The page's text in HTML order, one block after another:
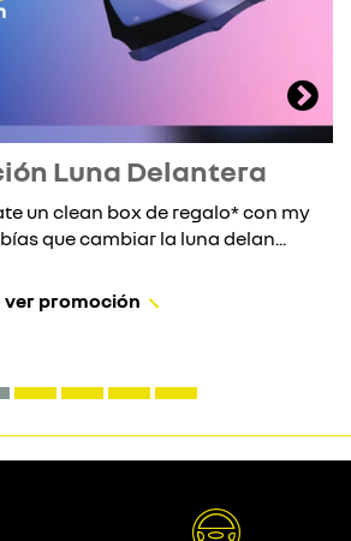
Luna Delantera
un clean box de regalo* con my
que cambiar la luna delan...
ver promoción